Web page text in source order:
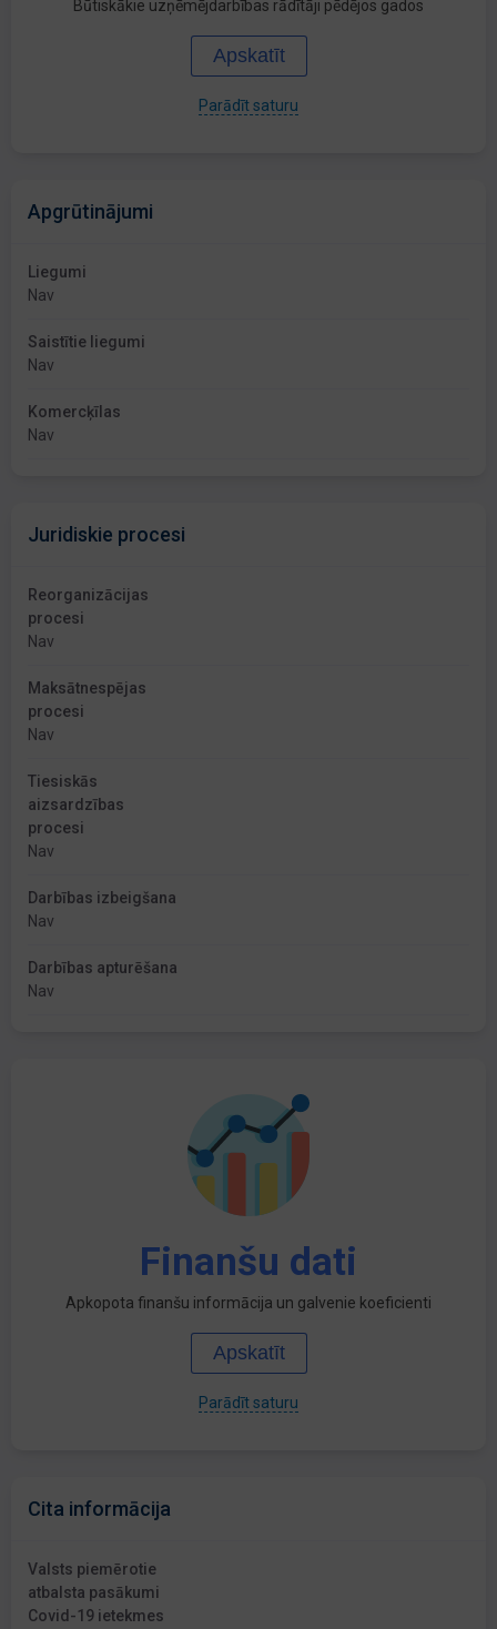
Būtiskākie uzņēmējdarbības rādītāji pēdējos gados
Apskatīt
Parādīt saturu
Apgrūtinājumi
Liegumi
Nav
Saistītie liegumi
Nav
Komercķīlas
Nav
Juridiskie procesi
Reorganizācijas
procesi
Nav
Maksātnespējas
procesi
Nav
Tiesiskās
aizsardzības
procesi
Nav
Darbības izbeigšana
Nav
Darbības apturēšana
Nav
Finanšu dati
Apkopota finanšu informācija un galvenie koeficienti
Apskatīt
Parādīt saturu
Cita informācija
Valsts piemērotie
atbalsta pasākumi
Covid-19 ietekmes